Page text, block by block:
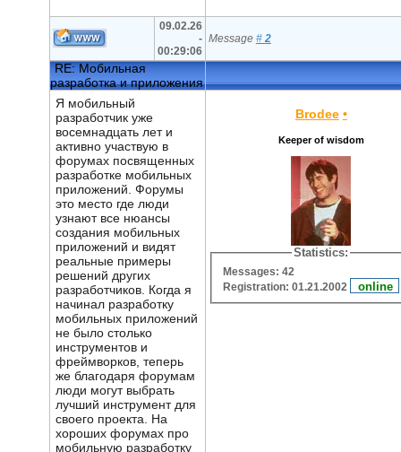
09.02.26
-
00:29:06
Message # 2
RE: Мобильная
разработка и приложения
Я мобильный
разработчик уже
восемнадцать лет и
активно участвую в
форумах посвященных
разработке мобильных
приложений. Форумы
это место где люди
узнают все нюансы
создания мобильных
приложений и видят
реальные примеры
решений других
разработчиков. Когда я
начинал разработку
мобильных приложений
не было столько
инструментов и
фреймворков, теперь
же благодаря форумам
люди могут выбрать
лучший инструмент для
своего проекта. На
хороших форумах про
мобильную разработку
Brodee •
Keeper of wisdom
Statistics:
Messages: 42
Registration: 01.21.2002